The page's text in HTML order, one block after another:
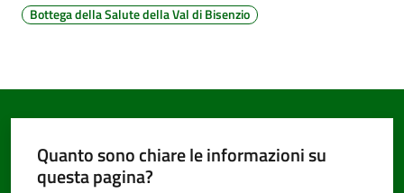
Bottega della Salute della Val di Bisenzio
Quanto sono chiare le informazioni su
questa pagina?